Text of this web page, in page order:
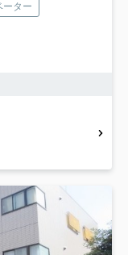
ーター